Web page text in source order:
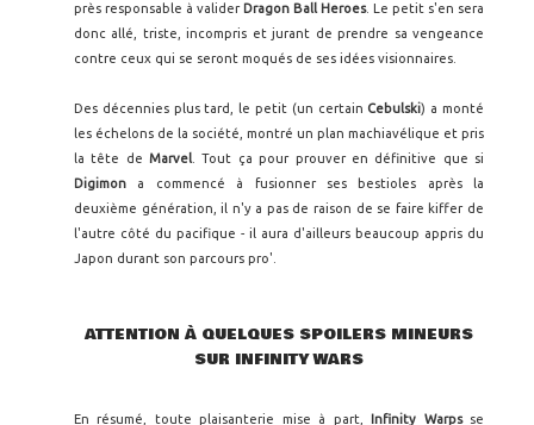
près responsable à valider Dragon Ball Heroes. Le petit s'en sera
donc allé, triste, incompris et jurant de prendre sa vengeance
contre ceux qui se seront moqués de ses idées visionnaires.
Des décennies plus tard, le petit (un certain Cebulski) a monté
les échelons de la société, montré un plan machiavélique et pris
la tête deMarvel . Tout ça pour prouver en définitive que si
Digimon a commencé à fusionner ses bestioles après la
deuxième génération, il n'y a pas de raison de se faire kiffer de
l'autre côté du pacifique - il aura d'ailleurs beaucoup appris du
Japon durant son parcours pro'.
ATTENTION À QUELQUES SPOILERS MINEURS
SUR INFINITY WARS
En résumé, toute plaisanterie mise à part, Infinity Warpsse